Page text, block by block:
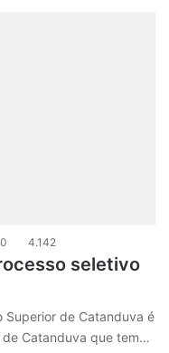
0 4.142
seletivo
Superior de Catanduva é
Catanduva que tem…